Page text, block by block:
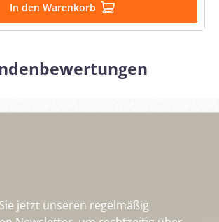
In den Warenkorb
jetzt unseren regelmäßig